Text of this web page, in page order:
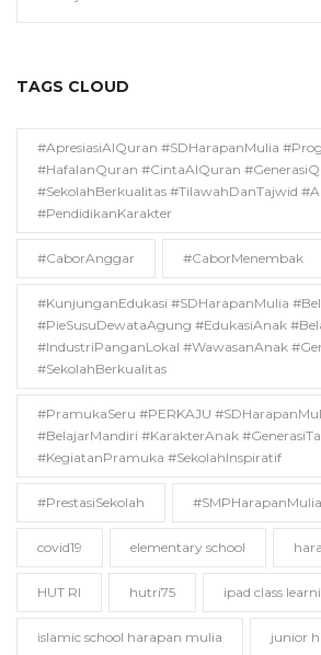
TAGS CLOUD
#ApresiasiAlQuran #SDHarapanMulia
#HafalanQuran #CintaAlQuran
#SekolahBerkualitas #TilawahDanTajwid
#PendidikanKarakter
#CaborAnggar #CaborMenembak
#KunjunganEdukasi #SDHarapanMulia
#PieSusuDewataAgung #EdukasiAnak
#IndustriPanganLokal #WawasanAnak
#SekolahBerkualitas
#PramukaSeru #PERKAJU
#BelajarMandiri #KarakterAnak
#KegiatanPramuka #SekolahInspiratif
#PrestasiSekolah #SMPHarapanMulia
covid19 elementary school
HUT RI hutri75 ipad class
islamic school harapan mulia junior